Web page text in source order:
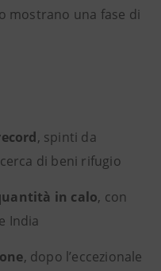
mostrano una fase di
, spinti da
di beni rifugio
in calo, con
India
, dopo l’eccezionale